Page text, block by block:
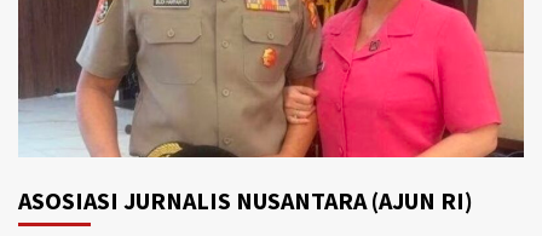
ASOSIASI JURNALIS NUSANTARA (AJUN RI)